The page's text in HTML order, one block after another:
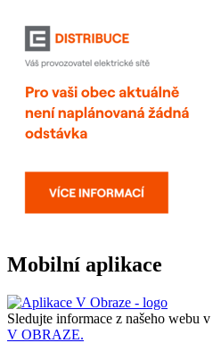
Mobilní aplikace
Sledujte informace z našeho webu v
V OBRAZE.